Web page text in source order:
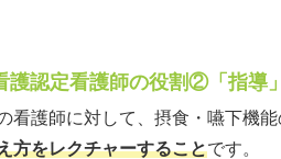
護認定看護師の役割②「指導」
看護師に対して、摂食・嚥下機
方をレクチャーすることです。